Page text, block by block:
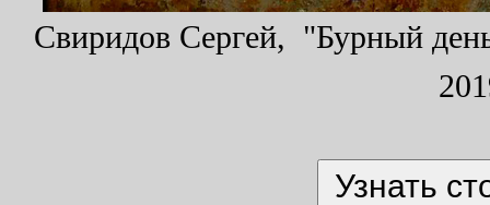
Свиридов Сергей, "Бурный